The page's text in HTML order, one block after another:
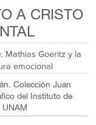
A CRISTO
Mathias Goeritz y la
emocional
Colección Juan
del Instituto de
UNAM